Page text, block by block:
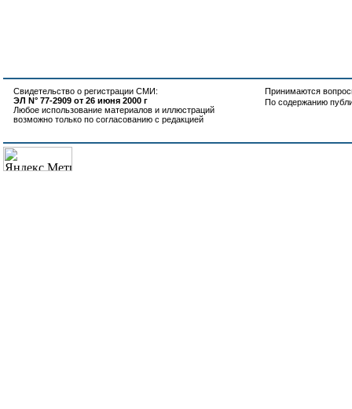
Свидетельство о регистрации СМИ:
ЭЛ N° 77-2909 от 26 июня 2000 г
Любое использование материалов и иллюстраций
возможно только по согласованию с редакцией
Принимаются
По содержанию